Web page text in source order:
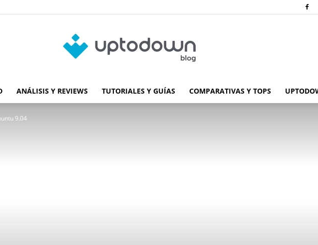
Blog
ANÁLISIS Y REVIEWS TUTORIALES Y GUÍAS COMPARATIVAS Y TOPS
9.04